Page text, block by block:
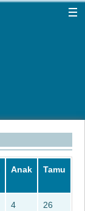
Anak Tamu
4 26